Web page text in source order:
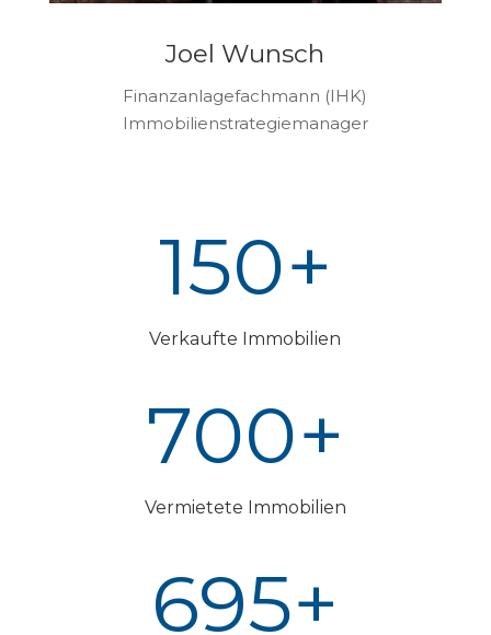
Joel Wunsch
Finanzanlagefachmann (IHK)
Immobilienstrategiemanager
150+
Verkaufte Immobilien
700+
Vermietete Immobilien
695+